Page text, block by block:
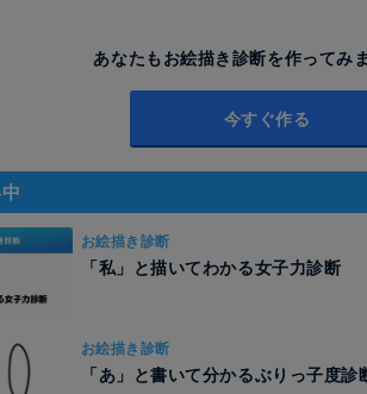
あなたもお絵描き診断を作ってみ
今すぐ作る
お絵描き診断
「私」と描いてわかる女子力診断
お絵描き診断
「あ」と書いて分かるぶりっ子度診